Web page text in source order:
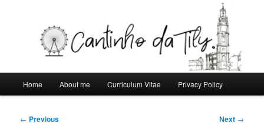
Home About me Curriculum Vitae Privacy Policy
Post
← Previous Next →